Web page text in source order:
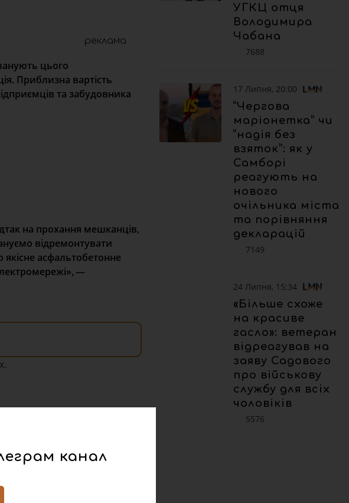
реклама
цього
Приблизна вартість
та забудовника
на прохання мешканців,
відремонтувати
асфальтобетонне
—
УГКЦ отця
Володимира
Чабана
7688
17 Липня, 20:00
“Чергова
маріонетка” чи
“надія без
взяток”: як у
Самборі
реагують на
нового
очільника міста
та порівняння
декларацій
7149
24 Липня, 15:34
«Більше схоже
на красиве
гасло»: ветеран
відреагував на
заяву Садового
про військову
службу для всіх
чоловіків
5576
канал